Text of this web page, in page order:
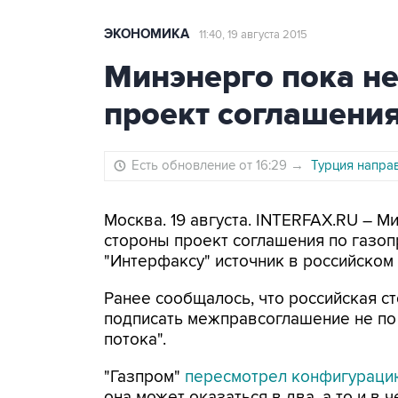
ЭКОНОМИКА 11:40, 19 августа 2015
Минэнерго пока
проект
Есть обновление от 16:29 → Турция
Москва. 19 августа. INTERFAX.RU –
стороны проект соглашения по
"Интерфаксу" источник в
Ранее сообщалось, что российская
подписать межправсоглашение не
потока".
"Газпром" пересмотрел